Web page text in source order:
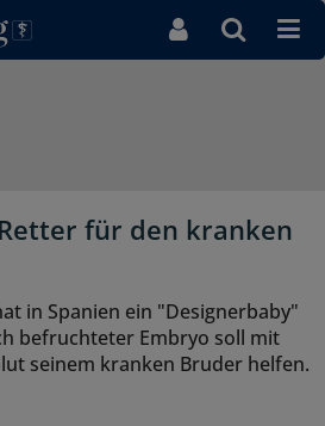
für den kranken
in Spanien ein "Designerbaby"
befruchteter Embryo soll mit
seinem kranken Bruder helfen.